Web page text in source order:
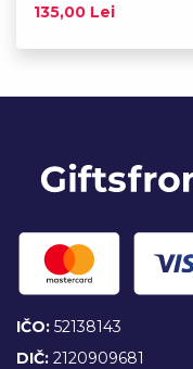
135,00 Lei
IČO: 52138143
DIČ: 2120909681